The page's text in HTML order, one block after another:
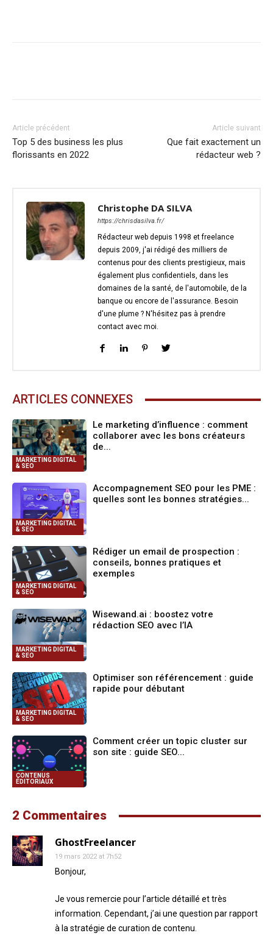
Article précédent
Top 5 des business les plus
florissants en 2022
Article suivant
Que fait exactement un
rédacteur web ?
Christophe DA SILVA
https://chrisdasilva.fr/
Rédacteur web depuis 1998 et freelance
depuis 2009, j'ai rédigé des milliers de
contenus pour des clients prestigieux, mais
également plus confidentiels, dans les
domaines de la santé, de l'automobile, de la
banque ou encore de l'assurance. Besoin
d'une plume ? N'hésitez pas à prendre
contact avec moi.
ARTICLES CONNEXES
MARKETING DIGITAL
& SEO
Le marketing d’influence : comment
collaborer avec les bons créateurs
de...
MARKETING DIGITAL
& SEO
Accompagnement SEO pour les PME :
quelles sont les bonnes stratégies...
MARKETING DIGITAL
& SEO
Rédiger un email de prospection :
conseils, bonnes pratiques et
exemples
MARKETING DIGITAL
& SEO
Wisewand.ai : boostez votre
rédaction SEO avec l’IA
MARKETING DIGITAL
& SEO
Optimiser son référencement : guide
rapide pour débutant
CONTENUS
ÉDITORIAUX
Comment créer un topic cluster sur
son site : guide SEO...
2 Commentaires
GhostFreelancer
19 mars 2022 at 7h52
Bonjour,
Je vous remercie pour l’article détaillé et très
information. Cependant, j’ai une question par rapport
à la stratégie de curation de contenu.